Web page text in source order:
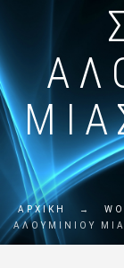
ΑΡΧΙΚΗ →
ΑΛΟΥΜΙΝΊΟΥ